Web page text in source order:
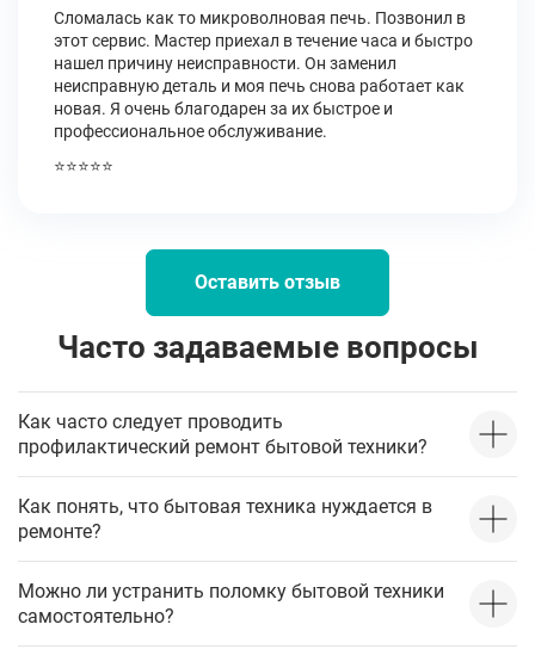
Сломалась как то микроволновая печь. Позвонил в
этот сервис. Мастер приехал в течение часа и быстро
нашел причину неисправности. Он заменил
неисправную деталь и моя печь снова работает как
новая. Я очень благодарен за их быстрое и
профессиональное обслуживание.
⭐⭐⭐⭐⭐
Оставить отзыв
Часто задаваемые вопросы
Как часто следует проводить
профилактический ремонт бытовой техники?
Как понять, что бытовая техника нуждается в
ремонте?
Можно ли устранить поломку бытовой техники
самостоятельно?